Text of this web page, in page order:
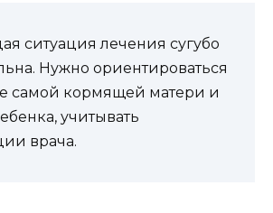
ситуация лечения сугубо
Нужно ориентироваться
самой кормящей матери и
учитывать
врача.